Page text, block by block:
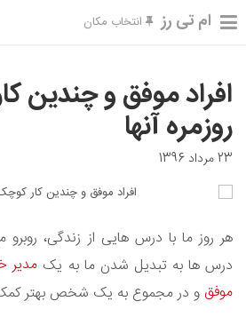
ام تی رز انتخاب مکان
افراد موفق و چندین
روزمره آنها
23 مرداد 1396
هر روز ما با درس هایی از زندگی،
درس ها به تبدیل شدن ما به یک مدیر
موفقو در مجموع به یک شخص بهتر